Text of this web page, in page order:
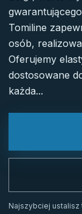
Tomiline
osób,
Oferujemy
dostosowane
każda...
Najszybciej